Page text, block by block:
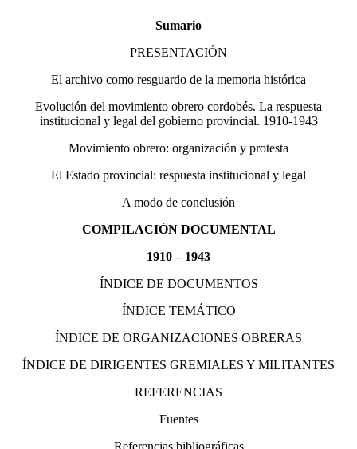
Sumario
PRESENTACIÓN
El archivo como resguardo de la memoria histórica
Evolución del movimiento obrero cordobés. La respuesta
institucional y legal del gobierno provincial. 1910-1943
Movimiento obrero: organización y protesta
El Estado provincial: respuesta institucional y legal
A modo de conclusión
COMPILACIÓN DOCUMENTAL
1910 – 1943
ÍNDICE DE DOCUMENTOS
ÍNDICE TEMÁTICO
ÍNDICE DE ORGANIZACIONES OBRERAS
ÍNDICE DE DIRIGENTES GREMIALES Y MILITANTES
REFERENCIAS
Fuentes